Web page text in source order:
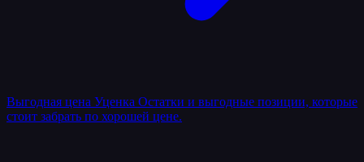
Выгодная цена Уценка Остатки и выгодные позиции, которые
стоит забрать по хорошей цене.